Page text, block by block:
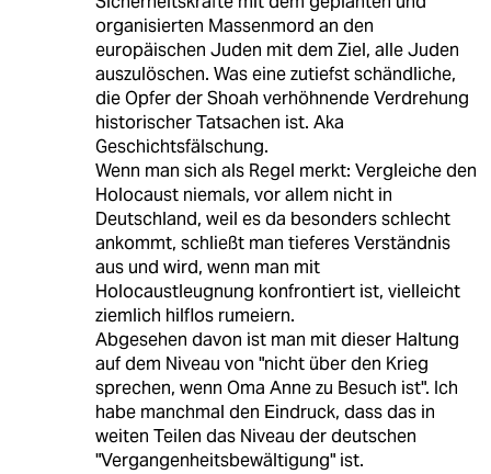
organisierten Massenmord an den
europäischen Juden mit dem Ziel, alle Juden
auszulöschen. Was eine zutiefst schändliche,
die Opfer der Shoah verhöhnende Verdrehung
historischer Tatsachen ist. Aka
Geschichtsfälschung.
Wenn man sich als Regel merkt: Vergleiche den
Holocaust niemals, vor allem nicht in
Deutschland, weil es da besonders schlecht
ankommt, schließt man tieferes Verständnis
aus und wird, wenn man mit
Holocaustleugnung konfrontiert ist, vielleicht
ziemlich hilflos rumeiern.
Abgesehen davon ist man mit dieser Haltung
auf dem Niveau von "nicht über den Krieg
sprechen, wenn Oma Anne zu Besuch ist". Ich
habe manchmal den Eindruck, dass das in
weiten Teilen das Niveau der deutschen
"Vergangenheitsbewältigung" ist.